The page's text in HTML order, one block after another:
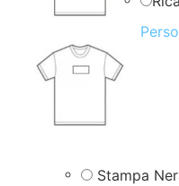
Stampa